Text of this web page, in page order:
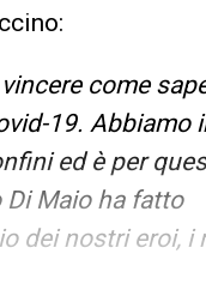
come
19. Abbiamo
ed è per
Maio ha fatto
dei nostri eroi, i